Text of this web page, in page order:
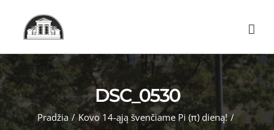
DSC_0530
Pradžia / Kovo 14-ąją švenčiame Pi (π) dieną! /